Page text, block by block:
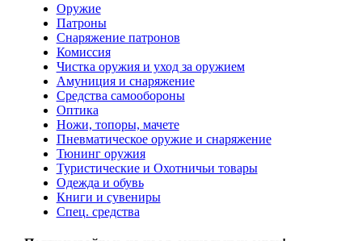
Оружие
Патроны
Снаряжение патронов
Комиссия
Чистка оружия и уход за оружием
Амуниция и снаряжение
Средства самообороны
Оптика
Ножи, топоры, мачете
Пневматическое оружие и снаряжение
Тюнинг оружия
Туристические и Охотничьи товары
Одежда и обувь
Книги и сувениры
Спец. средства